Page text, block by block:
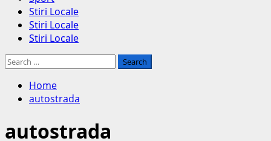
Stiri Locale
Stiri Locale
Stiri Locale
Search
Home
autostrada
autostrada